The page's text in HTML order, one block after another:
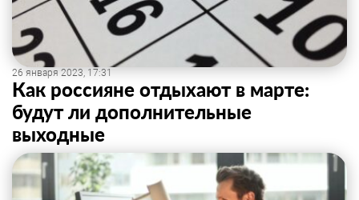
26 января 2023, 17:31
Как россияне отдыхают в марте:
будут ли дополнительные
выходные